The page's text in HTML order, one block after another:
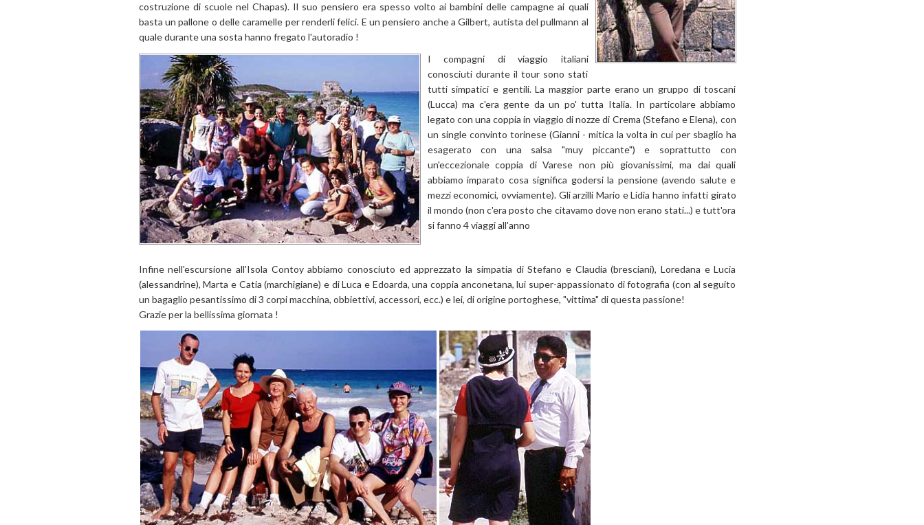
costruzione di scuole nel Chapas). Il suo pensiero era spesso volto ai bambini delle campagne ai quali
basta un pallone o delle caramelle per renderli felici. E un pensiero anche a Gilbert, autista del pullmann al
quale durante una sosta hanno fregato l'autoradio !
I compagni di viaggio italiani
conosciuti durante il tour sono stati
tutti simpatici e gentili. La maggior parte erano un gruppo di toscani
(Lucca) ma c'era gente da un po' tutta Italia. In particolare abbiamo
legato con una coppia in viaggio di nozze di Crema (Stefano e Elena), con
un single convinto torinese (Gianni - mitica la volta in cui per sbaglio ha
esagerato con una salsa "muy piccante") e soprattutto con
un'eccezionale coppia di Varese non più giovanissimi, ma dai quali
abbiamo imparato cosa significa godersi la pensione (avendo salute e
mezzi economici, ovviamente). Gli arzilli Mario e Lidia hanno infatti girato
il mondo (non c'era posto che citavamo dove non erano stati...) e tutt'ora
si fanno 4 viaggi all'anno
Infine nell'escursione all'Isola Contoy abbiamo conosciuto ed apprezzato la simpatia di Stefano e Claudia (bresciani), Loredana e Lucia
(alessandrine), Marta e Catia (marchigiane) e di Luca e Edoarda, una coppia anconetana, lui super-appassionato di fotografia (con al seguito
un bagaglio pesantissimo di 3 corpi macchina, obbiettivi, accessori, ecc.) e lei, di origine portoghese, "vittima" di questa passione!
Grazie per la bellissima giornata !